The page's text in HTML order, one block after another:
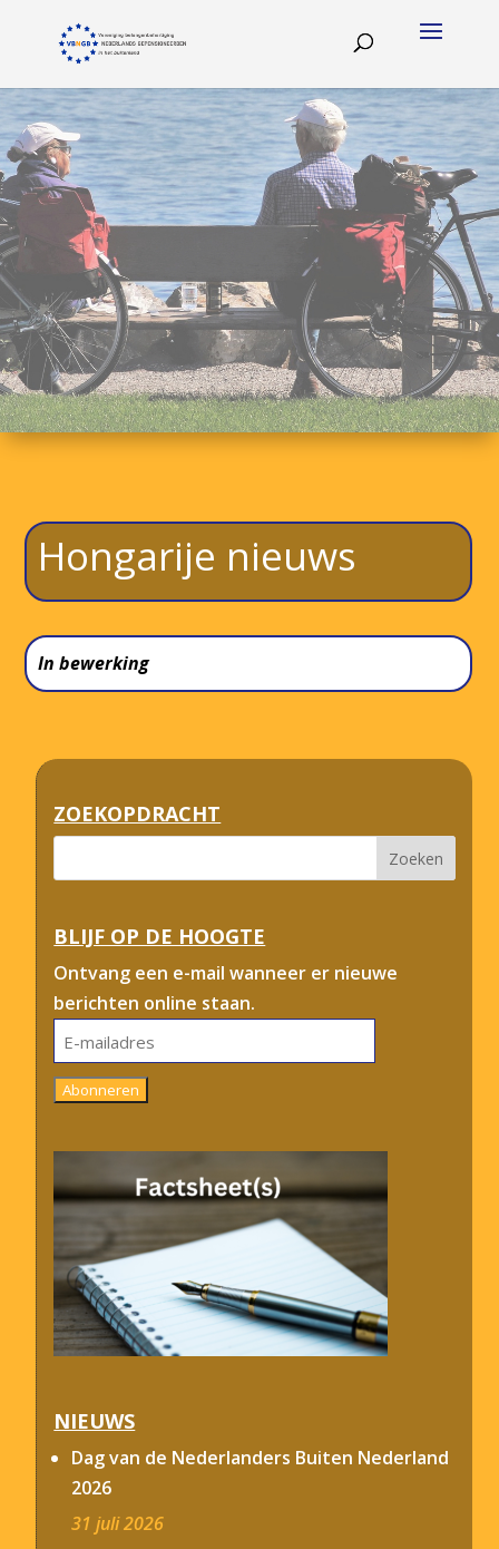
Hongarije nieuws
In bewerking
ZOEKOPDRACHT
BLIJF OP DE HOOGTE
Ontvang een e-mail wanneer er nieuwe
berichten online staan.
E-
mailadres
Abonneren
NIEUWS
Dag van de Nederlanders Buiten Nederland
2026
31 juli 2026